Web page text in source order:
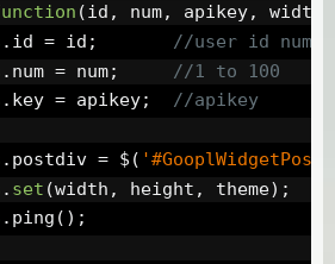
(id , num, apikey, width
. id = id ;
//user id
. num = num;
//1 to 100
. key = apikey; //apikey
. postdiv = $ (
. set (width , height , theme);
. ping ();